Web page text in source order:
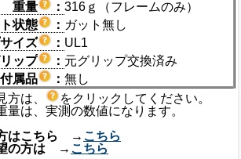
重量
： 316ｇ（フレームのみ）
状態
： ガット無し
イズ
： UL1
ップ
： 元グリップ交換済み
付属品
： 無し
は、
をクリックしてください。
は、実測の数値になります。
はこちら → こちら
望の方は → こちら